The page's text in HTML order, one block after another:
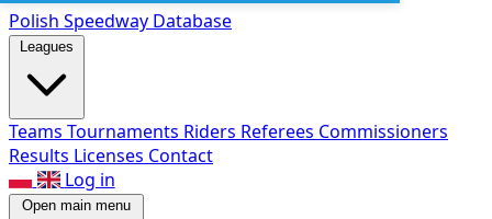
Polish Speedway Database
Leagues
Teams Tournaments Riders Referees Commissioners
Results Licenses Contact
Log in
Open main menu